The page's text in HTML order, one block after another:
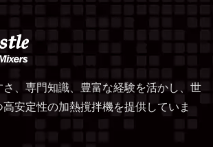
、専門知識、豊富な経験を活かし、世
安定性の加熱撹拌機を提供していま